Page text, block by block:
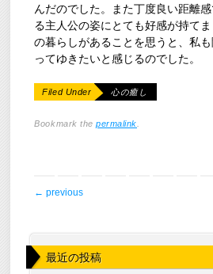
んだのでした。また丁度良い距離
る主人公の姿にとても好感が持て
の暮らしがあることを思うと、私
ってゆきたいと感じるのでした。
Filed Under 心の癒し
Bookmark thepermalink.
post navigation
← previous
最近の投稿